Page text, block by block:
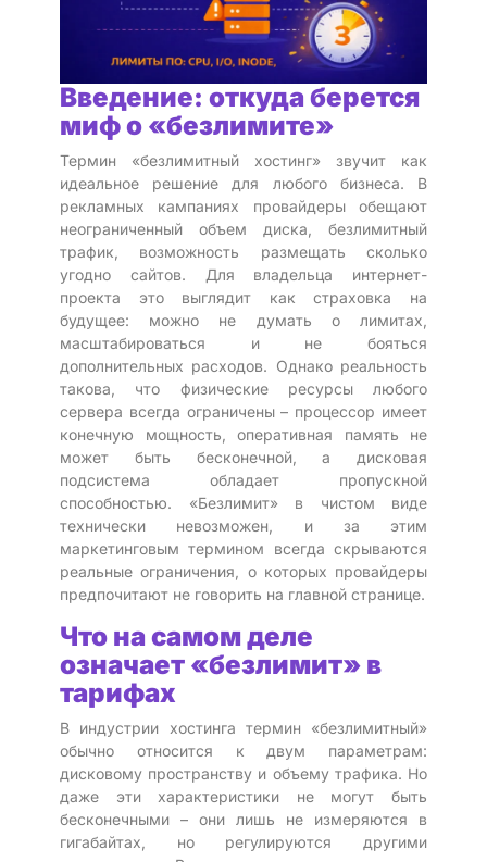
Введение: откуда берется
миф о «безлимите»
Термин «безлимитный хостинг» звучит как
идеальное решение для любого бизнеса. В
рекламных кампаниях провайдеры обещают
неограниченный объем диска, безлимитный
трафик, возможность размещать сколько
угодно сайтов. Для владельца интернет-
проекта это выглядит как страховка на
будущее: можно не думать о лимитах,
масштабироваться и не бояться
дополнительных расходов. Однако реальность
такова, что физические ресурсы любого
сервера всегда ограничены – процессор имеет
конечную мощность, оперативная память не
может быть бесконечной, а дисковая
подсистема обладает пропускной
способностью. «Безлимит» в чистом виде
технически невозможен, и за этим
маркетинговым термином всегда скрываются
реальные ограничения, о которых провайдеры
предпочитают не говорить на главной странице.
Что на самом деле
означает «безлимит» в
тарифах
В индустрии хостинга термин «безлимитный»
обычно относится к двум параметрам:
дисковому пространству и объему трафика. Но
даже эти характеристики не могут быть
бесконечными – они лишь не измеряются в
гигабайтах, но регулируются другими